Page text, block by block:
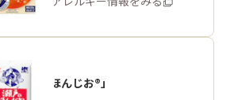
「瀬戸のほんじお®」